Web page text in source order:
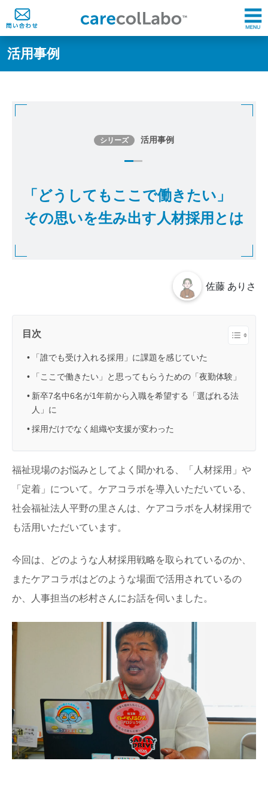
活用事例
シリーズ 活用事例
「どうしてもここで働きたい」
その思いを生み出す人材採用とは
佐藤 ありさ
目次
「誰でも受け入れる採用」に課題を感じていた
「ここで働きたい」と思ってもらうための「夜勤体験」
新卒7名中6名が1年前から入職を希望する「選ばれる法
人」に
採用だけでなく組織や支援が変わった
福祉現場のお悩みとしてよく聞かれる、「人材採用」や
「定着」について。ケアコラボを導入いただいている、
社会福祉法人平野の里さんは、ケアコラボを人材採用で
も活用いただいています。
今回は、どのような人材採用戦略を取られているのか、
またケアコラボはどのような場面で活用されているの
か、人事担当の杉村さんにお話を伺いました。